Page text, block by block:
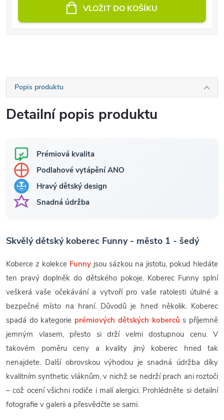
VLOŽIT DO KOŠÍKU
Popis produktu
Detailní popis produktu
Prémiová kvalita
Podlahové vytápění ANO
Hravý dětský design
Snadná údržba
Skvělý dětský koberec Funny - město 1 - šedý
Koberce z kolekce Funny jsou sázkou na jistotu, pokud hledáte
ten pravý doplněk do dětského pokoje. Koberec Funny splní
veškerá vaše očekávání a vytvoří pro vaše ratolesti útulné a
bezpečné místo na hraní. Důvodů je hned několik. Koberec
spadá do kategorie prémiových dětských koberců s příjemně
jemným vlasem, přesto si drží velmi dostupnou cenu. V
takovém poměru ceny a kvality jiný koberec hned tak
nenajdete. Další obrovskou výhodou je snadná údržba díky
kvalitním synthetic vláknům, v nichž se nedrží prach ani roztoči
– což ocení všichni rodiče i malí alergici. Prohlédněte si detailní
fotografie v galerii a přesvědčte se sami.